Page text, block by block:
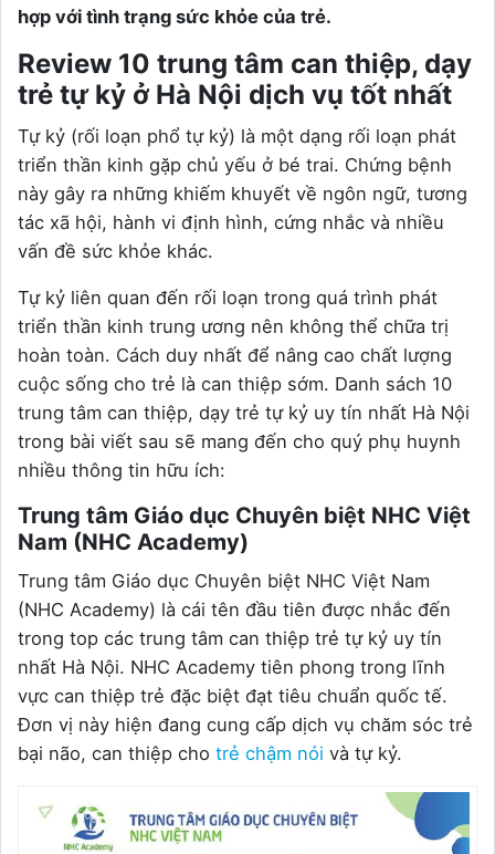
hợp với tình trạng sức khỏe của trẻ.
Review 10 trung tâm can thiệp, dạy
trẻ tự kỷ ở Hà Nội dịch vụ tốt nhất
Tự kỷ (rối loạn phổ tự kỷ) là một dạng rối loạn phát
triển thần kinh gặp chủ yếu ở bé trai. Chứng bệnh
này gây ra những khiếm khuyết về ngôn ngữ, tương
tác xã hội, hành vi định hình, cứng nhắc và nhiều
vấn đề sức khỏe khác.
Tự kỷ liên quan đến rối loạn trong quá trình phát
triển thần kinh trung ương nên không thể chữa trị
hoàn toàn. Cách duy nhất để nâng cao chất lượng
cuộc sống cho trẻ là can thiệp sớm. Danh sách 10
trung tâm can thiệp, dạy trẻ tự kỷ uy tín nhất Hà Nội
trong bài viết sau sẽ mang đến cho quý phụ huynh
nhiều thông tin hữu ích:
Trung tâm Giáo dục Chuyên biệt NHC Việt
Nam (NHC Academy)
Trung tâm Giáo dục Chuyên biệt NHC Việt Nam
(NHC Academy) là cái tên đầu tiên được nhắc đến
trong top các trung tâm can thiệp trẻ tự kỷ uy tín
nhất Hà Nội. NHC Academy tiên phong trong lĩnh
vực can thiệp trẻ đặc biệt đạt tiêu chuẩn quốc tế.
Đơn vị này hiện đang cung cấp dịch vụ chăm sóc trẻ
bại não, can thiệp cho trẻ chậm nói và tự kỷ.